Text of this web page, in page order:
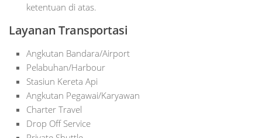
ketentuan di atas.
Layanan Transportasi
Angkutan Bandara/Airport
Pelabuhan/Harbour
Stasiun Kereta Api
Angkutan Pegawai/Karyawan
Charter Travel
Drop Off Service